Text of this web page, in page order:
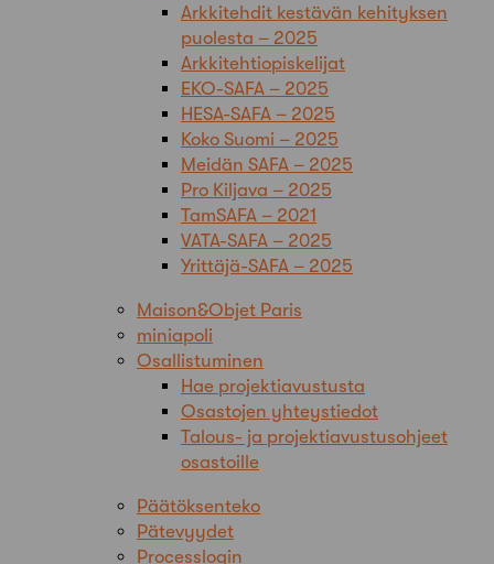
Arkkitehdit kestävän kehityksen
puolesta – 2025
Arkkitehtiopiskelijat
EKO-SAFA – 2025
HESA-SAFA – 2025
Koko Suomi – 2025
Meidän SAFA – 2025
Pro Kiljava – 2025
TamSAFA – 2021
VATA-SAFA – 2025
Yrittäjä-SAFA – 2025
Maison&Objet Paris
miniapoli
Osallistuminen
Hae projektiavustusta
Osastojen yhteystiedot
Talous- ja projektiavustusohjeet
osastoille
Päätöksenteko
Pätevyydet
Processlogin